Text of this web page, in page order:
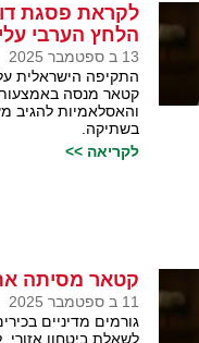
לקראת פסגת
הלחץ הערבי
13 ב ספטמבר 2025
התקיפה הישראלית
קטאר מנסה באמצעות
והאסלאמיות להגיב
בשתיקה.
לקריאה >>
קטאר מסיתה
11 ב ספטמבר 2025
גורמים מדיניים
לשאלת ביטחון